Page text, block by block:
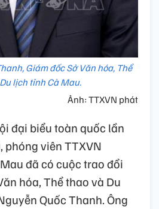
Giám đốc Sở Văn hóa, Thể
lịch tỉnh Cà Mau.
Ảnh: TTXVN phát
đại biểu toàn quốc lần
phóng viên TTXVN
đã có cuộc trao đổi
hóa, Thể thao và Du
Quốc Thanh. Ông